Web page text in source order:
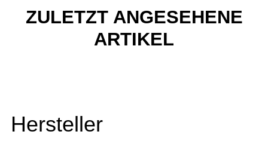
ZULETZT ANGESEHENE
ARTIKEL
Hersteller